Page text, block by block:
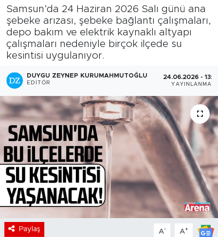
Samsun’da 24 Haziran 2026 Salı günü ana
şebeke arızası, şebeke bağlantı çalışmaları,
depo bakım ve elektrik kaynaklı altyapı
çalışmaları nedeniyle birçok ilçede su
kesintisi uygulanıyor.
DUYGU ZEYNEP KURUMAHMUTOĞLU
EDITÖR
24.06.2026 -
YAYINLANMA
Paylaş A- A+
Tüm Manşetler
Son Dakika Haberleri
Haber Arşivi